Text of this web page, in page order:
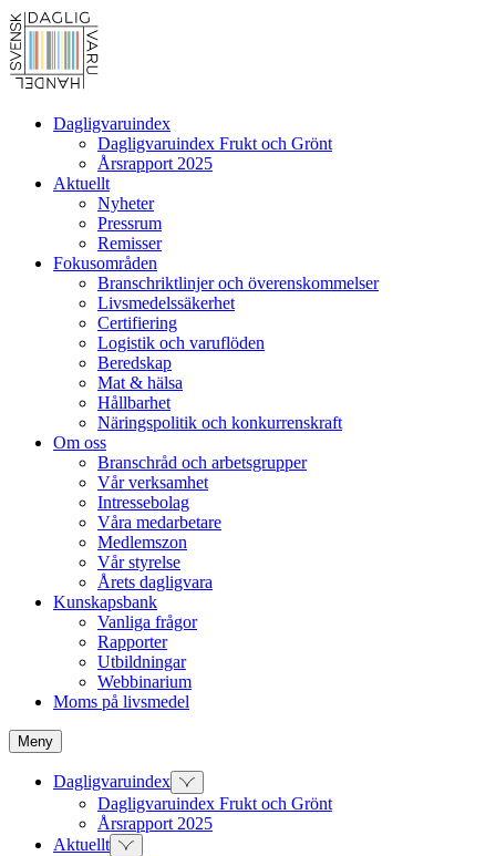
Dagligvaruindex
Dagligvaruindex Frukt och Grönt
Årsrapport 2025
Aktuellt
Nyheter
Pressrum
Remisser
Fokusområden
Branschriktlinjer och överenskommelser
Livsmedelssäkerhet
Certifiering
Logistik och varuflöden
Beredskap
Mat & hälsa
Hållbarhet
Näringspolitik och konkurrenskraft
Om oss
Branschråd och arbetsgrupper
Vår verksamhet
Intressebolag
Våra medarbetare
Medlemszon
Vår styrelse
Årets dagligvara
Kunskapsbank
Vanliga frågor
Rapporter
Utbildningar
Webbinarium
Moms på livsmedel
Meny
Dagligvaruindex
Dagligvaruindex Frukt och Grönt
Årsrapport 2025
Aktuellt